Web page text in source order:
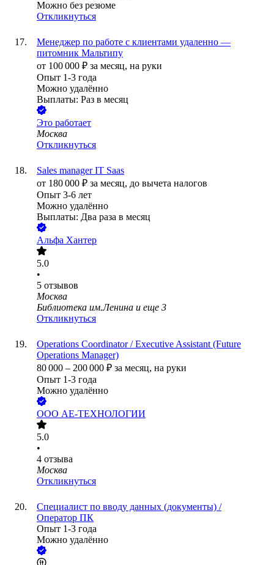
Можно без резюме
Откликнуться
Менеджер по работе с клиентами удаленно —
питомник Мальтипу
от 100 000 ₽ за месяц, на руки
Опыт 1-3 года
Можно удалённо
Выплаты: Раз в месяц
Это работает
Москва
Откликнуться
Sales manager IT Saas
от 180 000 ₽ за месяц, до вычета налогов
Опыт 3-6 лет
Можно удалённо
Выплаты: Два раза в месяц
Альфа Хантер
5.0
•
5 отзывов
Москва
Библиотека им.Ленина и еще 3
Откликнуться
Operations Coordinator / Executive Assistant (Future
Operations Manager)
80 000 – 200 000 ₽ за месяц, на руки
Опыт 1-3 года
Можно удалённо
ООО АЕ-ТЕХНОЛОГИИ
5.0
•
4 отзыва
Москва
Откликнуться
Специалист по вводу данных (документы) /
Оператор ПК
Опыт 1-3 года
Можно удалённо